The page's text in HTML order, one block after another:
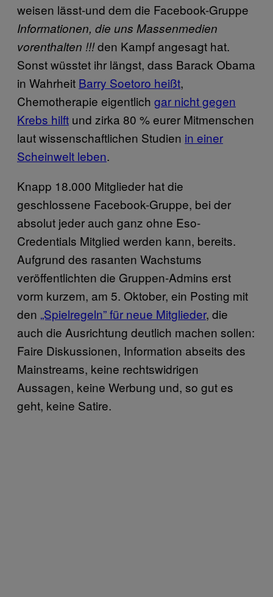
weisen lässt-und dem die Facebook-Gruppe
Informationen, die uns Massenmedien
vorenthalten !!!den Kampf angesagt hat.
Sonst wüsstet ihr längst, dass Barack Obama
in Wahrheit Barry Soetoro heißt,
Chemotherapie eigentlich gar nicht gegen
Krebs hilft und zirka 80 % eurer Mitmenschen
laut wissenschaftlichen Studien in einer
Scheinwelt leben.
Knapp 18.000 Mitglieder hat die
geschlossene Facebook-Gruppe, bei der
absolut jeder auch ganz ohne Eso-
Credentials Mitglied werden kann, bereits.
Aufgrund des rasanten Wachstums
veröffentlichten die Gruppen-Admins erst
vorm kurzem, am 5. Oktober, ein Posting mit
den „Spielregeln” für neue Mitglieder, die
auch die Ausrichtung deutlich machen sollen:
Faire Diskussionen, Information abseits des
Mainstreams, keine rechtswidrigen
Aussagen, keine Werbung und, so gut es
geht, keine Satire.